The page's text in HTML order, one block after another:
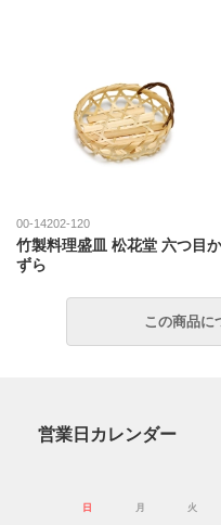
00-14202-120
竹製料理盛皿 松花堂 六つ目か
ずら
営業日カレンダー
日 月 火